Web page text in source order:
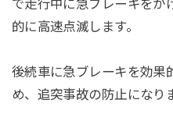
で走行中に急ブレーキをか
的に高速点滅します。
後続車に急ブレーキを効果
め、追突事故の防止になり